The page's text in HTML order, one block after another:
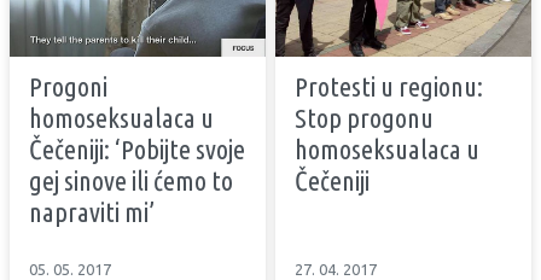
Progoni
homoseksualaca u
Čečeniji: ‘Pobijte svoje
gej sinove ili ćemo to
napraviti mi’
05. 05. 2017
Protesti u regionu:
Stop progonu
homoseksualaca u
Čečeniji
27. 04. 2017